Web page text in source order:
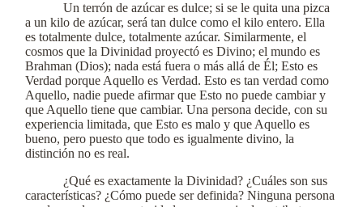
Un terrón de azúcar es dulce; si se le quita una pizca
a un kilo de azúcar, será tan dulce como el kilo entero. Ella
es totalmente dulce, totalmente azúcar. Similarmente, el
cosmos que la Divinidad proyectó es Divino; el mundo es
Brahman (Dios); nada está fuera o más allá de Él; Esto es
Verdad porque Aquello es Verdad. Esto es tan verdad como
Aquello, nadie puede afirmar que Esto no puede cambiar y
que Aquello tiene que cambiar. Una persona decide, con su
experiencia limitada, que Esto es malo y que Aquello es
bueno, pero puesto que todo es igualmente divino, la
distinción no es real.
¿Qué es exactamente la Divinidad? ¿Cuáles son sus
características? ¿Cómo puede ser definida? Ninguna persona